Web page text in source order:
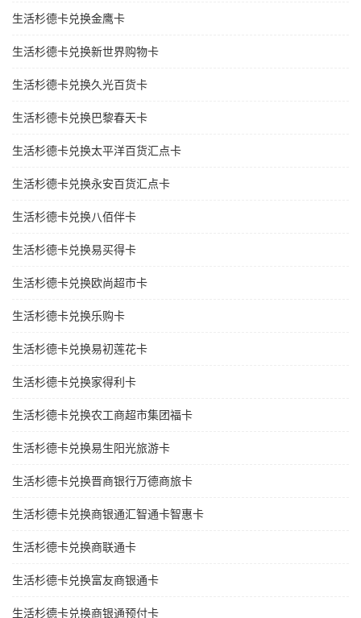
生活杉德卡兑换金鹰卡
生活杉德卡兑换新世界购物卡
生活杉德卡兑换久光百货卡
生活杉德卡兑换巴黎春天卡
生活杉德卡兑换太平洋百货汇点卡
生活杉德卡兑换永安百货汇点卡
生活杉德卡兑换八佰伴卡
生活杉德卡兑换易买得卡
生活杉德卡兑换欧尚超市卡
生活杉德卡兑换乐购卡
生活杉德卡兑换易初莲花卡
生活杉德卡兑换家得利卡
生活杉德卡兑换农工商超市集团福卡
生活杉德卡兑换易生阳光旅游卡
生活杉德卡兑换晋商银行万德商旅卡
生活杉德卡兑换商银通汇智通卡智惠卡
生活杉德卡兑换商联通卡
生活杉德卡兑换富友商银通卡
生活杉德卡兑换商银通预付卡